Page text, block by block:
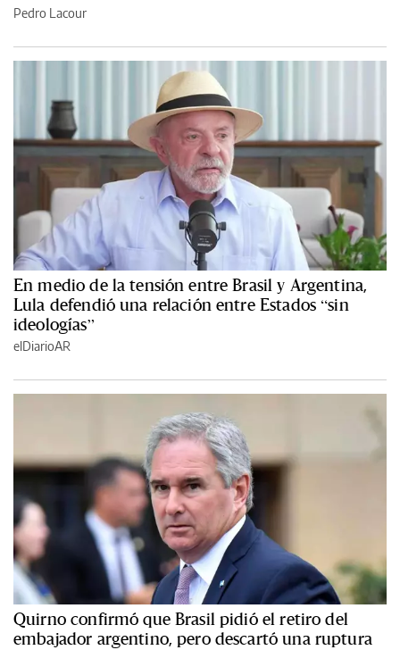
Pedro Lacour
En medio de la tensión entre Brasil y Argentina,
Lula defendió una relación entre Estados “sin
ideologías”
elDiarioAR
Quirno confirmó que Brasil pidió el retiro del
embajador argentino, pero descartó una ruptura